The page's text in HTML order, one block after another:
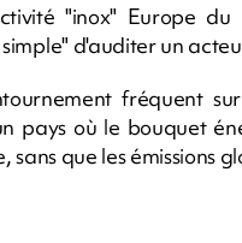
"inox" Europe du
d'auditer un
fréquent
pays où le bouquet
que les émissions